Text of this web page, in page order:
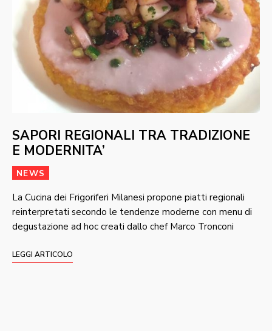
SAPORI REGIONALI TRA TRADIZIONE
E MODERNITA’
NEWS
La Cucina dei Frigoriferi Milanesi propone piatti regionali
reinterpretati secondo le tendenze moderne con menu di
degustazione ad hoc creati dallo chef Marco Tronconi
LEGGI ARTICOLO